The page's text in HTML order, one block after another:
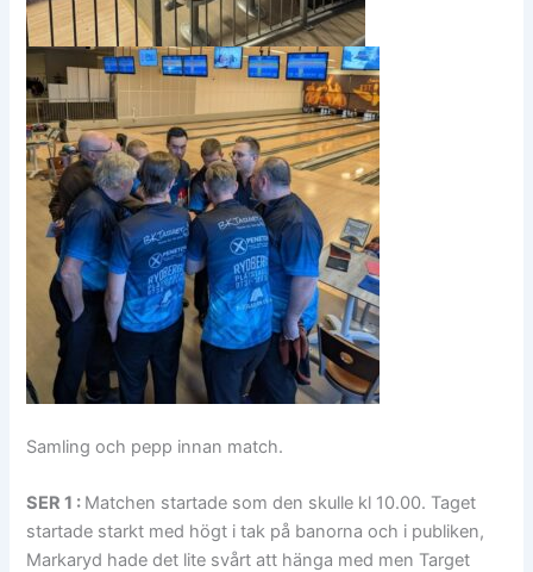
Samling och pepp innan match.
SER 1 : Matchen startade som den skulle kl 10.00. Taget
startade starkt med högt i tak på banorna och i publiken,
Markaryd hade det lite svårt att hänga med men Target